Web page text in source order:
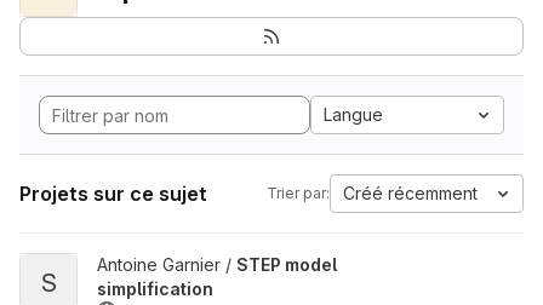
Langue
Projets sur ce sujet Trier par: Créé récemment
Afficher le projet STEP model simplification
S
Antoine Garnier / STEP model
simplification